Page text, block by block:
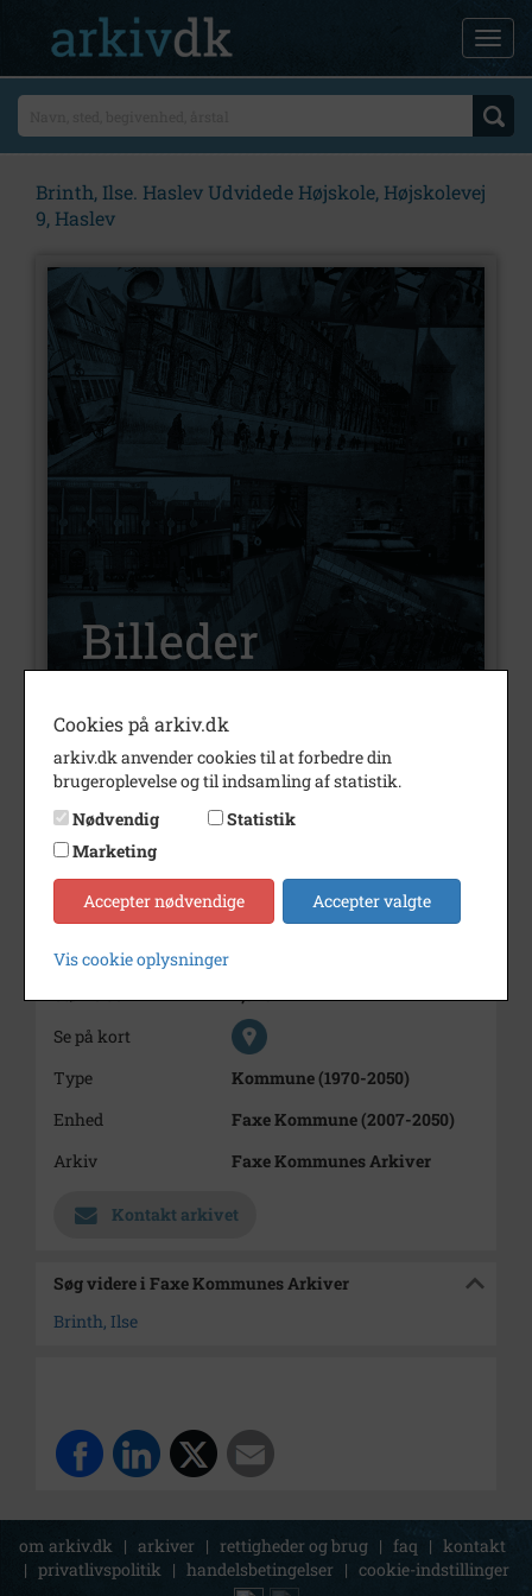
Brinth, Ilse. Haslev Udvidede Højskole, Højskolevej
9, Haslev
Nummer
B2577
Type
Beskrivelse
Periode
1950 - 1960
Fotograf
Størrelse
7,5x5
Se på kort
Type
Kommune (1970-2050)
Enhed
Faxe Kommune (2007-2050)
Arkiv
Faxe Kommunes Arkiver
Kontakt arkivet
Søg videre i Faxe Kommunes Arkiver
Brinth, Ilse
om arkiv.dk | arkiver | rettigheder og brug | faq | kontakt
| privatlivspolitik | handelsbetingelser | cookie-indstillinger
Cookies på arkiv.dk
arkiv.dk anvender cookies til at forbedre din
brugeroplevelse og til indsamling af statistik.
Nødvendig
Statistik
Marketing
Accepter nødvendige Accepter valgte
Vis cookie oplysninger